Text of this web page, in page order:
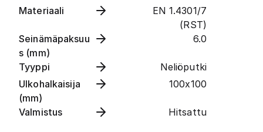
Materiaali
EN 1.4301/7
(RST)
Seinämäpaksuu
s (mm)
6.0
Tyyppi
Neliöputki
Ulkohalkaisija
(mm)
100x100
Valmistus Hitsattu